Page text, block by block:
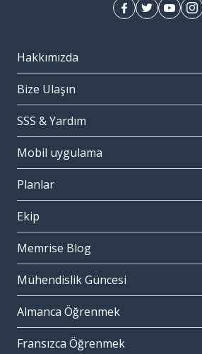
Hakkımızda
Bize Ulaşın
SSS & Yardım
Mobil uygulama
Planlar
Ekip
Memrise Blog
Mühendislik Güncesi
Almanca Öğrenmek
Fransızca Öğrenmek